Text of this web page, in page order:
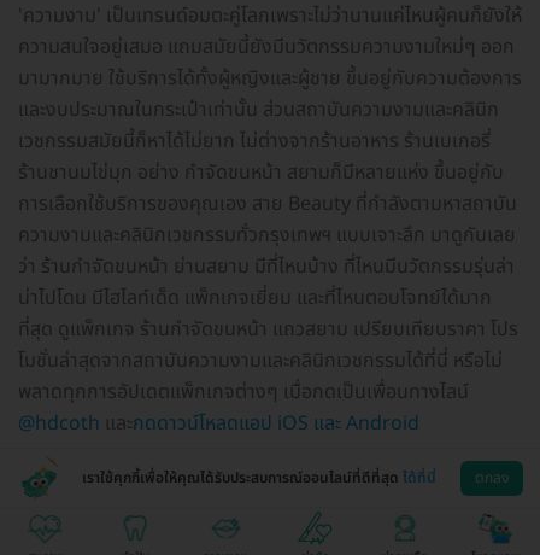
'ความงาม' เป็นเทรนด์อมตะคู่โลกเพราะไม่ว่านานแค่ไหนผู้คนก็ยังให้
ความสนใจอยู่เสมอ แถมสมัยนี้ยังมีนวัตกรรมความงามใหม่ๆ ออก
มามากมาย ใช้บริการได้ทั้งผู้หญิงและผู้ชาย ขึ้นอยู่กับความต้องการ
และงบประมาณในกระเป๋าเท่านั้น ส่วนสถาบันความงามและคลินิก
เวชกรรมสมัยนี้ก็หาได้ไม่ยาก ไม่ต่างจากร้านอาหาร ร้านเบเกอรี่
ร้านชานมไข่มุก อย่าง กำจัดขนหน้า สยามก็มีหลายแห่ง ขึ้นอยู่กับ
การเลือกใช้บริการของคุณเอง สาย Beauty ที่กำลังตามหาสถาบัน
ความงามและคลินิกเวชกรรมทั่วกรุงเทพฯ แบบเจาะลึก มาดูกันเลย
ว่า ร้านกำจัดขนหน้า ย่านสยาม มีที่ไหนบ้าง ที่ไหนมีนวัตกรรมรุ่นล่า
น่าไปโดน มีไฮไลท์เด็ด แพ็กเกจเยี่ยม และที่ไหนตอบโจทย์ได้มาก
ที่สุด ดูแพ็กเกจ ร้านกำจัดขนหน้า แถวสยาม เปรียบเทียบราคา โปร
โมชั่นล่าสุดจากสถาบันความงามและคลินิกเวชกรรมได้ที่นี่ หรือไม่
พลาดทุกการอัปเดตแพ็กเกจต่างๆ เมื่อกดเป็นเพื่อนทางไลน์
@hdcoth และกดดาวน์โหลดแอป iOS และ Android
เราใช้คุกกี้เพื่อให้คุณได้รับประสบการณ์ออนไลน์ที่ดีที่สุด ได้ที่นี่ ตกลง